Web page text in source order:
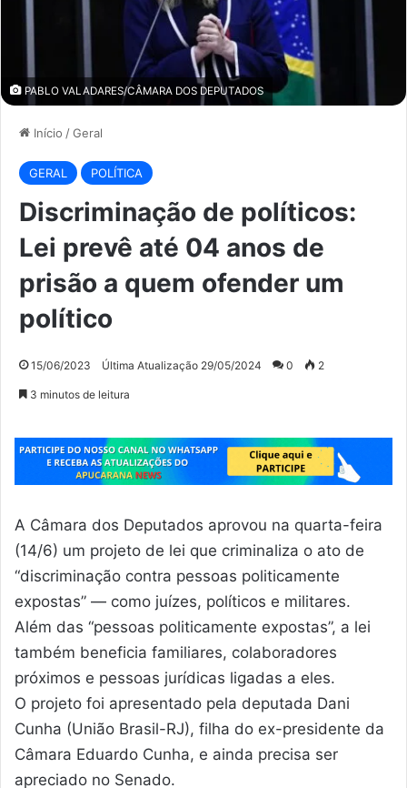
PABLO VALADARES/CÂMARA DOS DEPUTADOS
Início /Geral
GERAL POLÍTICA
Discriminação de políticos:
Lei prevê até 04 anos de
prisão a quem ofender um
político
15/06/2023 Última Atualização 29/05/2024 0 2
3 minutos de leitura
A Câmara dos Deputados aprovou na quarta-feira
(14/6) um projeto de lei que criminaliza o ato de
“discriminação contra pessoas politicamente
expostas” — como juízes, políticos e militares.
Além das “pessoas politicamente expostas”, a lei
também beneficia familiares, colaboradores
próximos e pessoas jurídicas ligadas a eles.
O projeto foi apresentado pela deputada Dani
Cunha (União Brasil-RJ), filha do ex-presidente da
Câmara Eduardo Cunha, e ainda precisa ser
apreciado no Senado.